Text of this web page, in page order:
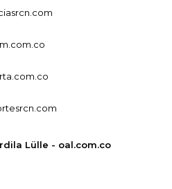
Lülle - oal.com.co